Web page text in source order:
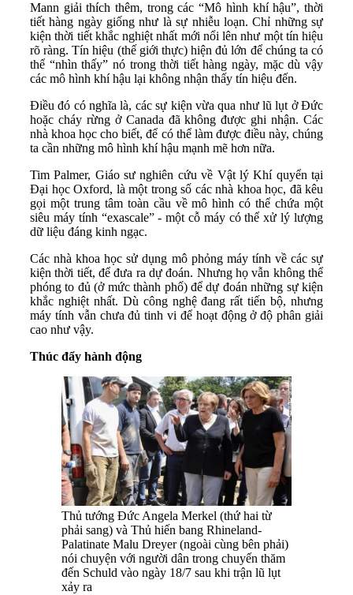
Mann giải thích thêm, trong các “Mô hình khí hậu”, thời
tiết hàng ngày giống như là sự nhiễu loạn. Chỉ những sự
kiện thời tiết khắc nghiệt nhất mới nổi lên như một tín hiệu
rõ ràng. Tín hiệu (thế giới thực) hiện đủ lớn để chúng ta có
thể “nhìn thấy” nó trong thời tiết hàng ngày, mặc dù vậy
các mô hình khí hậu lại không nhận thấy tín hiệu đến.
Điều đó có nghĩa là, các sự kiện vừa qua như lũ lụt ở Đức
hoặc cháy rừng ở Canada đã không được ghi nhận. Các
nhà khoa học cho biết, để có thể làm được điều này, chúng
ta cần những mô hình khí hậu mạnh mẽ hơn nữa.
Tim Palmer, Giáo sư nghiên cứu về Vật lý Khí quyển tại
Đại học Oxford, là một trong số các nhà khoa học, đã kêu
gọi một trung tâm toàn cầu về mô hình có thể chứa một
siêu máy tính “exascale” - một cỗ máy có thể xử lý lượng
dữ liệu đáng kinh ngạc.
Các nhà khoa học sử dụng mô phỏng máy tính về các sự
kiện thời tiết, để đưa ra dự đoán. Nhưng họ vẫn không thể
phóng to đủ (ở mức thành phố) để dự đoán những sự kiện
khắc nghiệt nhất. Dù công nghệ đang rất tiến bộ, nhưng
máy tính vẫn chưa đủ tinh vi để hoạt động ở độ phân giải
cao như vậy.
Thúc đẩy hành động
Thủ tướng Đức Angela Merkel (thứ hai từ
phải sang) và Thủ hiến bang Rhineland-
Palatinate Malu Dreyer (ngoài cùng bên phải)
nói chuyện với người dân trong chuyến thăm
đến Schuld vào ngày 18/7 sau khi trận lũ lụt
xảy ra